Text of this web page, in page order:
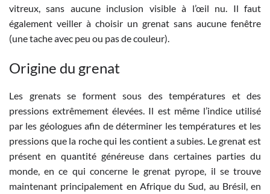
vitreux, sans aucune inclusion visible à l’œil nu. Il faut
également veiller à choisir un grenat sans aucune fenêtre
(une tache avec peu ou pas de couleur).
Origine du grenat
Les grenats se forment sous des températures et des
pressions extrêmement élevées. Il est même l’indice utilisé
par les géologues afin de déterminer les températures et les
pressions que la roche qui les contient a subies. Le grenat est
présent en quantité généreuse dans certaines parties du
monde, en ce qui concerne le grenat pyrope, il se trouve
maintenant principalement en Afrique du Sud, au Brésil, en